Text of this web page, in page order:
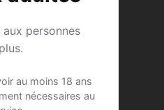
personnes
au moins 18 ans
nécessaires au